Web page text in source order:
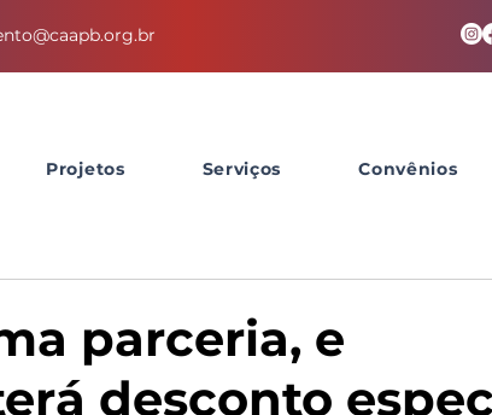
Projetos Serviços Convênios
parceria, e
desconto